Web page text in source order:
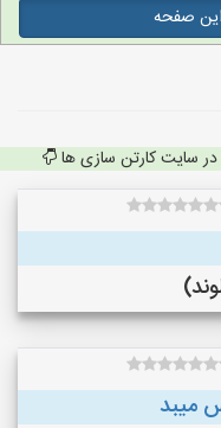
صفحه
در سایت کارتن سازی ها
میبد